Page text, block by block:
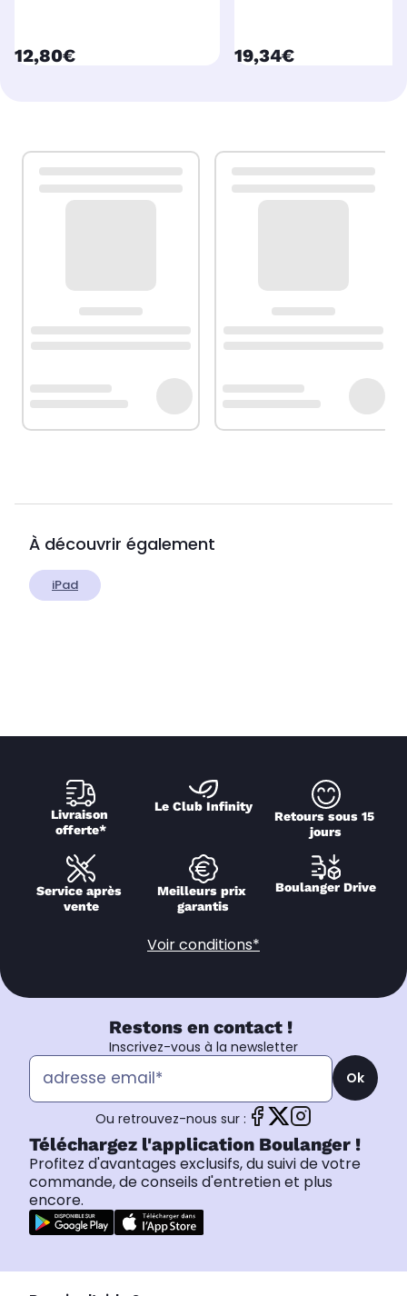
currentPrice
12,80€ currentPrice
19,34€
À découvrir également
iPad
Livraison
offerte*
Le Club Infinity
Retours sous 15
jours
Service après
vente
Meilleurs prix
garantis
Boulanger Drive
Voir conditions*
Restons en contact !
Inscrivez-vous à la newsletter
Ok
Ou retrouvez-nous sur :
Téléchargez l'application Boulanger !
Profitez d'avantages exclusifs, du suivi de votre
commande, de conseils d'entretien et plus
encore.